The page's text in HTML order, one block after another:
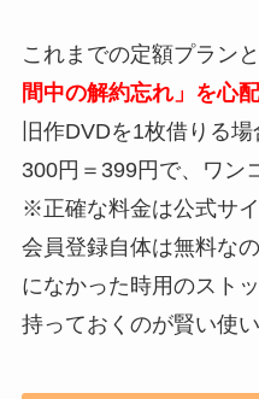
これまでの定額プランと
間中の解約忘れ」を心
旧作DVDを1枚借りる
300円＝399円で、ワン
※正確な料金は公式サ
会員登録自体は無料な
になかった時用のスト
持っておくのが賢い使い